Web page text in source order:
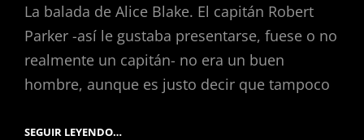
La balada de Alice Blake. El capitán Robert
Parker -así le gustaba presentarse, fuese o no
realmente un capitán- no era un buen
hombre, aunque es justo decir que tampoco
SEGUIR LEYENDO…A